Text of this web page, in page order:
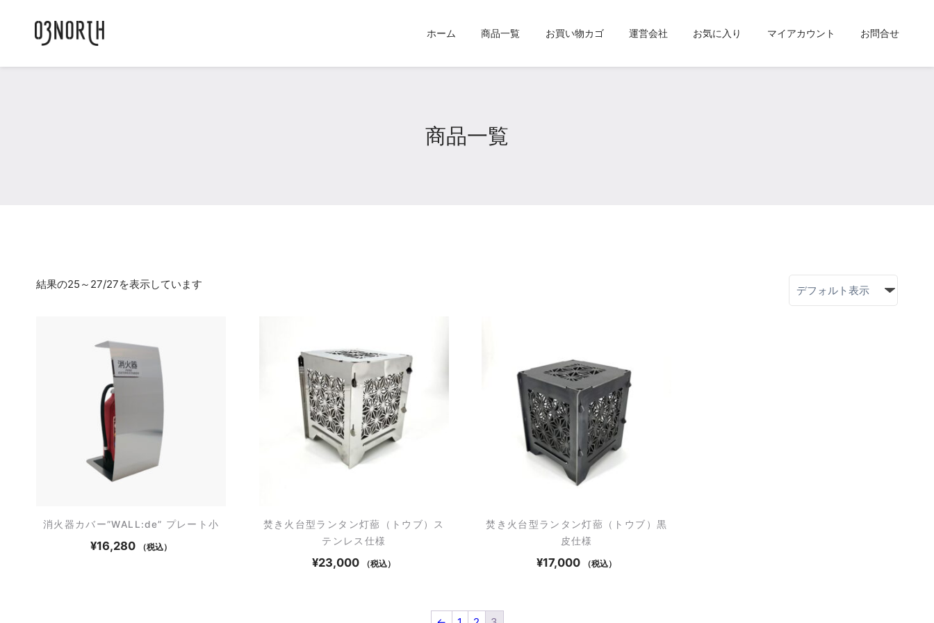
ホーム 商品一覧 お買い物カゴ 運営会社 お気に入り マイアカウント お問合せ
商品一覧
結果の25～27/27を表示しています
消火器カバー”WALL:de” プレート小
¥16,280 （税込）
焚き火台型ランタン灯蔀（トウブ）ス
テンレス仕様
¥23,000 （税込）
焚き火台型ランタン灯蔀（トウブ）黒
皮仕様
¥17,000 （税込）